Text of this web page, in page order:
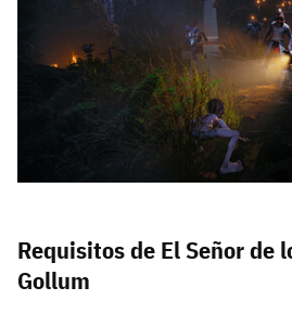
Requisitos de El Señor de
Gollum